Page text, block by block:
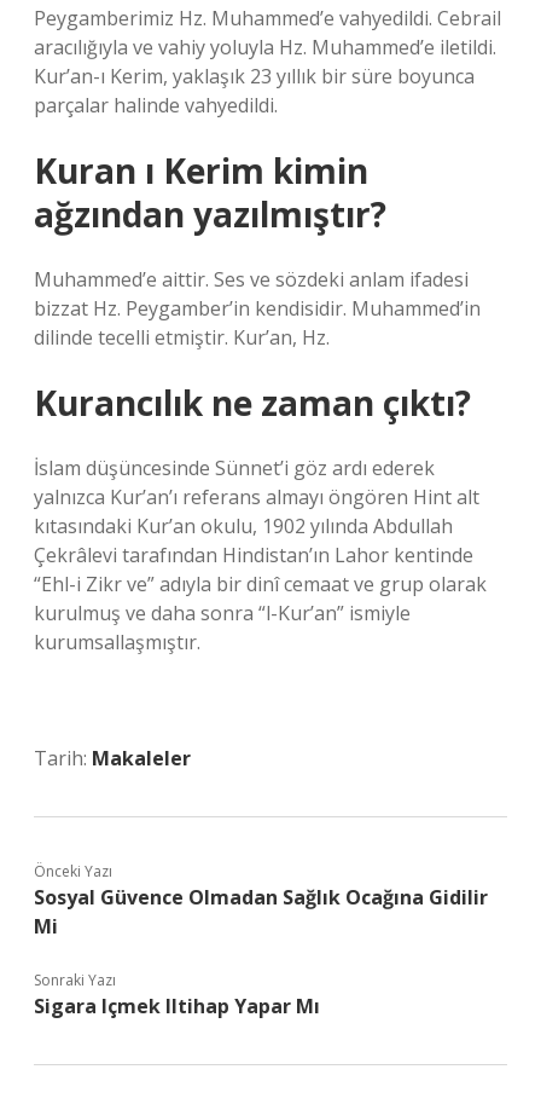
Peygamberimiz Hz. Muhammed’e vahyedildi. Cebrail
aracılığıyla ve vahiy yoluyla Hz. Muhammed’e iletildi.
Kur’an-ı Kerim, yaklaşık 23 yıllık bir süre boyunca
parçalar halinde vahyedildi.
Kuran ı Kerim kimin
ağzından yazılmıştır?
Muhammed’e aittir. Ses ve sözdeki anlam ifadesi
bizzat Hz. Peygamber’in kendisidir. Muhammed’in
dilinde tecelli etmiştir. Kur’an, Hz.
Kurancılık ne zaman çıktı?
İslam düşüncesinde Sünnet’i göz ardı ederek
yalnızca Kur’an’ı referans almayı öngören Hint alt
kıtasındaki Kur’an okulu, 1902 yılında Abdullah
Çekrâlevi tarafından Hindistan’ın Lahor kentinde
“Ehl-i Zikr ve” adıyla bir dinî cemaat ve grup olarak
kurulmuş ve daha sonra “l-Kur’an” ismiyle
kurumsallaşmıştır.
Tarih: Makaleler
Önceki Yazı
Sosyal Güvence Olmadan Sağlık Ocağına Gidilir
Mi
Sonraki Yazı
Sigara Içmek Iltihap Yapar Mı